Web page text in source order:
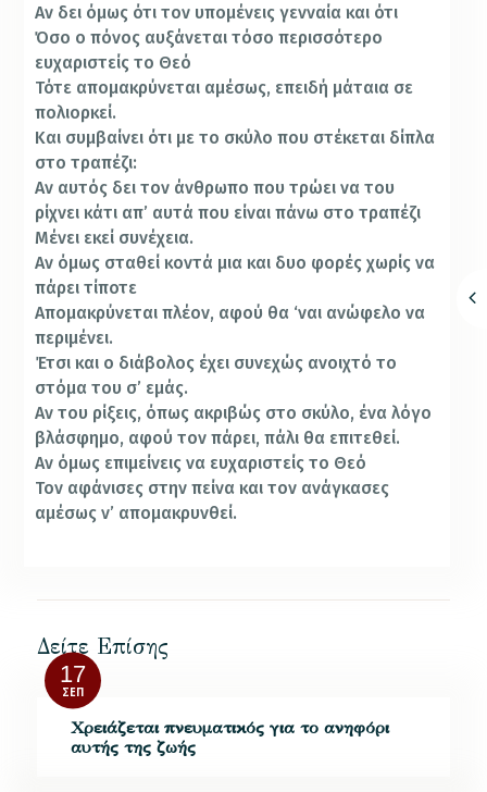
Αν δει όμως ότι τον υπομένεις γενναία και ότι
Όσο ο πόνος αυξάνεται τόσο περισσότερο
ευχαριστείς το Θεό
Τότε απομακρύνεται αμέσως, επειδή μάταια σε
πολιορκεί.
Και συμβαίνει ότι με το σκύλο που στέκεται δίπλα
στο τραπέζι:
Αν αυτός δει τον άνθρωπο που τρώει να του
ρίχνει κάτι απ’ αυτά που είναι πάνω στο τραπέζι
Μένει εκεί συνέχεια.
Αν όμως σταθεί κοντά μια και δυο φορές χωρίς να
πάρει τίποτε
Απομακρύνεται πλέον, αφού θα ‘ναι ανώφελο να
περιμένει.
Έτσι και ο διάβολος έχει συνεχώς ανοιχτό το
στόμα του σ’ εμάς.
Αν του ρίξεις, όπως ακριβώς στο σκύλο, ένα λόγο
βλάσφημο, αφού τον πάρει, πάλι θα επιτεθεί.
Αν όμως επιμείνεις να ευχαριστείς το Θεό
Τον αφάνισες στην πείνα και τον ανάγκασες
αμέσως ν’ απομακρυνθεί.
Δείτε Επίσης
17
ΣΕΠ
Χρειάζεται πνευματικός για το ανηφόρι
αυτής της ζωής